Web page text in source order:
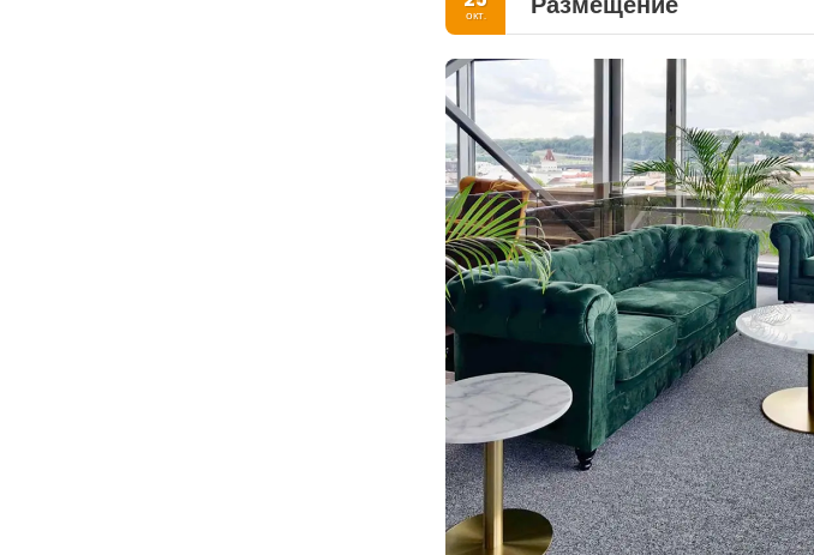
окт.